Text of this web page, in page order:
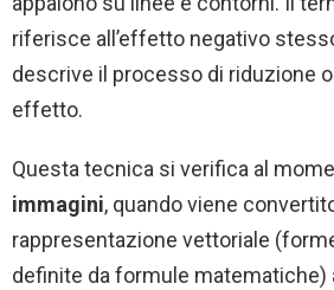
riferisce all’effetto negativo
descrive il processo di riduzione
effetto.
Questa tecnica si verifica al
immagini, quando viene
rappresentazione vettoriale
definite da formule matematiche)